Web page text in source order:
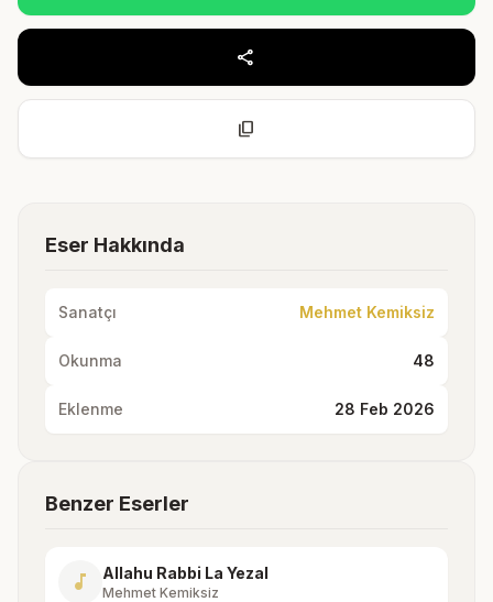
share
content_copy
Eser Hakkında
Sanatçı Mehmet Kemiksiz
Okunma 48
Eklenme 28 Feb 2026
Benzer Eserler
music_note Allahu Rabbi La Yezal
Mehmet Kemiksiz